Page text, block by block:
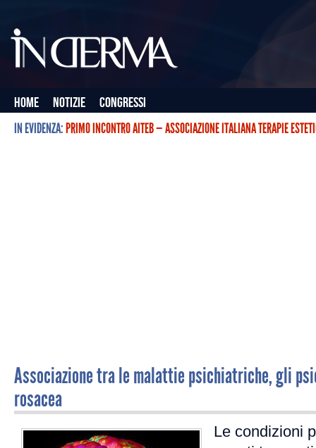
Home Notizie
Congressi
IN EVIDENZA:PRIMO INCONTRO AITEB — ASSOCIAZIONE ITALIANA TERAPIE
Associazione tra le malattie psichiatriche, gli
rosacea
Le condizioni